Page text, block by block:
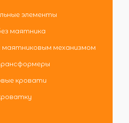
элементы
маятника
маятниковым механизмом
кровати